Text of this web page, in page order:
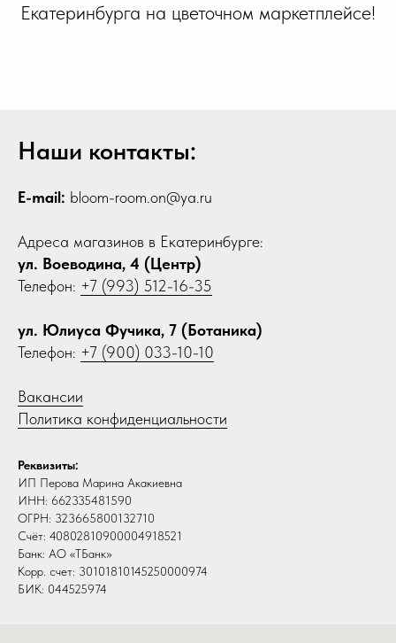
Екатеринбурга на цветочном маркетплейсе!
Наши контакты:
E-mail: bloom-room.on@ya.ru
Адреса магазинов в Екатеринбурге:
ул. Воеводина, 4 (Центр)
Телефон: +7 (993) 512-16-35
ул. Юлиуса Фучика, 7 (Ботаника)
Телефон: +7 (900) 033-10-10
Вакансии
Политика конфиденциальности
Реквизиты:
ИП Перова Марина Акакиевна
ИНН: 662335481590
ОГРН: 323665800132710
Счёт: 40802810900004918521
Банк: АО «ТБанк»
Корр. счет: 30101810145250000974
БИК: 044525974